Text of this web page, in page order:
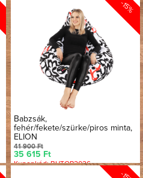
-15%
Babzsák,
fehér/fekete/szürke/piros minta,
ELION
41 900 Ft
35 615 Ft
Kuponkód: BUTOR2026